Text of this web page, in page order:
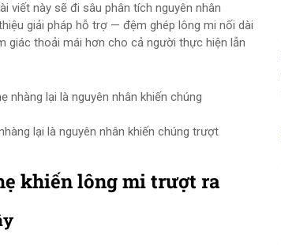
viết này sẽ đi sâu phân tích nguyên nhân
giải pháp hỗ trợ — đệm ghép lông mi nối dài
giác thoải mái hơn cho cả người thực hiện lẫn
lại là nguyên nhân khiến chúng trượt
khiến lông mi trượt ra